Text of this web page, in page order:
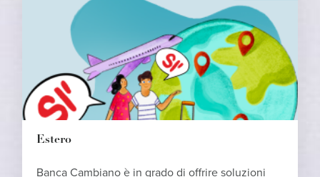
Estero
Banca Cambiano è in grado di offrire soluzioni